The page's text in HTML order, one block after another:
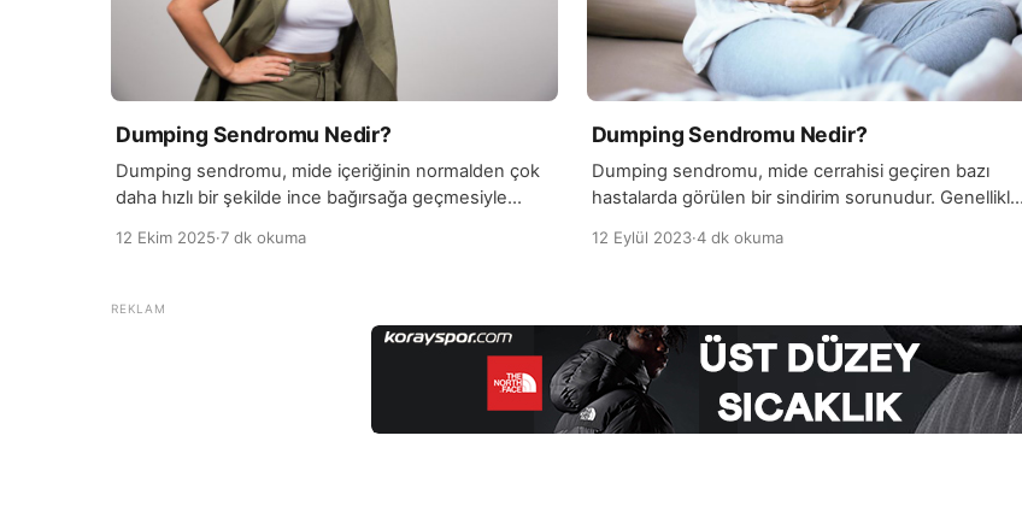
Dumping Sendromu Nedir?
Dumping sendromu, mide içeriğinin normalden çok
daha hızlı bir şekilde ince bağırsağa geçmesiyle
mide ameliyatı geçiren kişilerde, özellikle gastrik
sonra görülür. Bu hızlı boşalma, sindirimi zorlaştırır ve
vücutta ani hormonel ve sıvı değişimlerine yol açar.
Dumping sendromu genellikle iki evrede belirti verir:
12 Ekim 2025·7 dk okuma
Dumping Sendromu Nedir?
Dumping sendromu, mide cerrahisi geçiren bazı
hastalarda görülen bir sindirim sorunudur. Genellikle
problemleri olan hastalarda ortaya çıkar. Bu
bağlı olan bağırsak bölümünün atılması) gibi işlemler
sonrasında sıkça görülür. Sendromun temel nedeni,
yiyeceklerin sindirim sisteminin alt kısımlarına hızla
[…]
12 Eylül 2023·4 dk okuma